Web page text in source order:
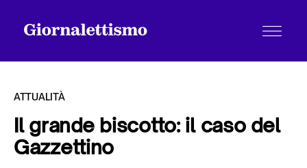
Tutti gli articoli
ATTUALITÀ
Il grande biscotto: il caso del
Gazzettino